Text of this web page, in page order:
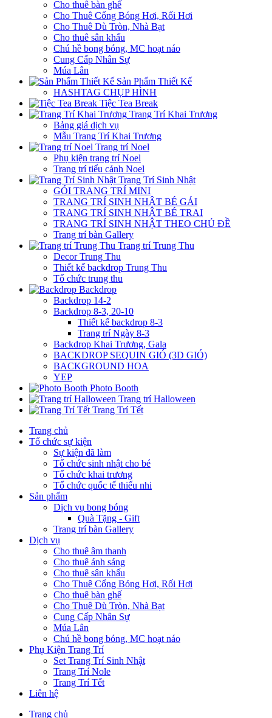
Cho thuê bàn ghế
Cho Thuê Cổng Bóng Hơi, Rối Hơi
Cho Thuê Dù Tròn, Nhà Bạt
Cho thuê sân khấu
Chú hề bong bóng, MC hoạt náo
Cung Cấp Nhân Sự
Múa Lân
Sản Phẩm Thiết Kế
HASHTAG CHỤP HÌNH
Tiệc Tea Break
Trang Trí Khai Trương
Bảng giá dịch vụ
Mẫu Trang Trí Khai Trương
Trang trí Noel
Phụ kiện trang trí Noel
Trang trí tiểu cảnh Noel
Trang Trí Sinh Nhật
GÓI TRANG TRÍ MINI
TRANG TRÍ SINH NHẬT BÉ GÁI
TRANG TRÍ SINH NHẬT BÉ TRAI
TRANG TRÍ SINH NHẬT THEO CHỦ ĐỀ
Trang trí bàn Gallery
Trang trí Trung Thu
Decor Trung Thu
Thiết kế backdrop Trung Thu
Tổ chức trung thu
Backdrop
Backdrop 14-2
Backdrop 8-3, 20-10
Thiết kế backdrop 8-3
Trang trí Ngày 8-3
Backdrop Khai Trương, Gala
BACKDROP SEQUIN GIÓ (3D GIÓ)
BACKGROUND HOA
YEP
Photo Booth
Trang trí Halloween
Trang Trí Tết
Trang chủ
Tổ chức sự kiện
Sự kiện đã làm
Tổ chức sinh nhật cho bé
Tổ chức khai trương
Tổ chức quốc tế thiếu nhi
Sản phẩm
Dịch vụ bong bóng
Quà Tặng - Gift
Trang trí bàn Gallery
Dịch vụ
Cho thuê âm thanh
Cho thuê ánh sáng
Cho thuê sân khấu
Cho Thuê Cổng Bóng Hơi, Rối Hơi
Cho thuê bàn ghế
Cho Thuê Dù Tròn, Nhà Bạt
Cung Cấp Nhân Sự
Múa Lân
Chú hề bong bóng, MC hoạt náo
Phụ Kiện Trang Trí
Set Trang Trí Sinh Nhật
Trang Trí Nole
Trang Trí Tết
Liên hệ
Trang chủ